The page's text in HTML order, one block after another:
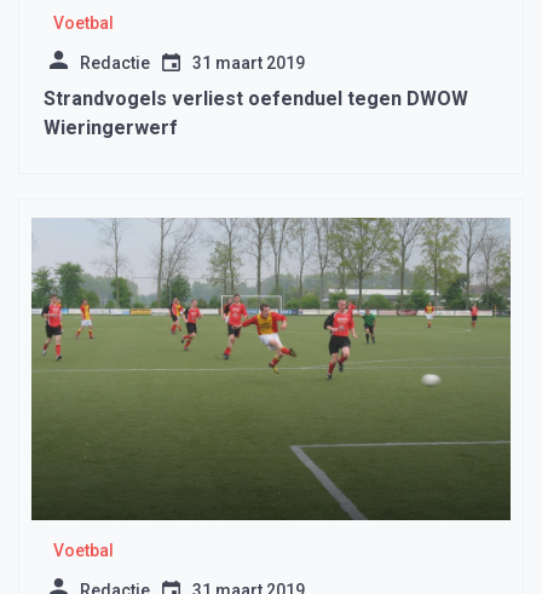
Voetbal
Redactie 31 maart 2019
Strandvogels verliest oefenduel tegen DWOW
Wieringerwerf
Voetbal
Redactie 31 maart 2019